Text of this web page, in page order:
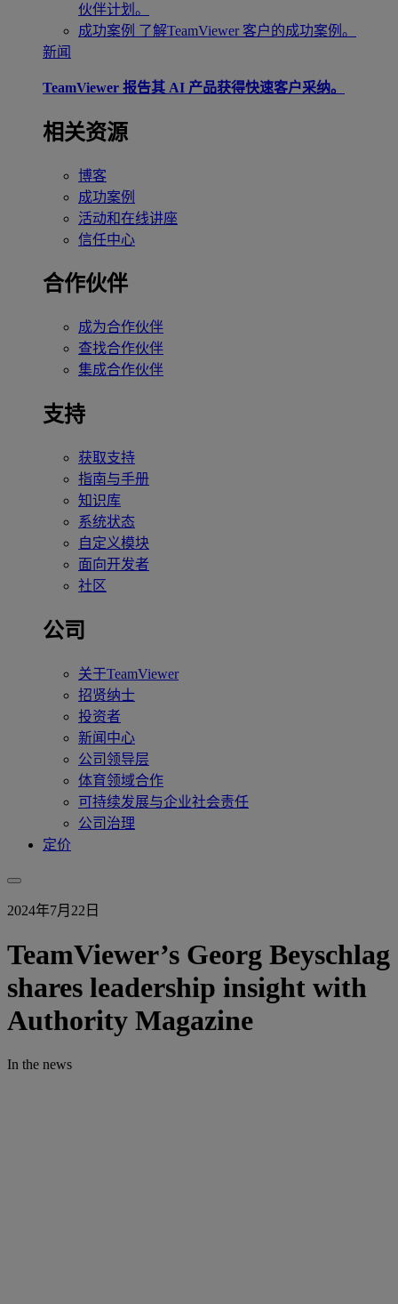
伙伴计划。
成功案例 了解TeamViewer 客户的成功案例。
新闻
TeamViewer 报告其 AI 产品获得快速客户采纳。
相关资源
博客
成功案例
活动和在线讲座
信任中心
合作伙伴
成为合作伙伴
查找合作伙伴
集成合作伙伴
支持
获取支持
指南与手册
知识库
系统状态
自定义模块
面向开发者
社区
公司
关于TeamViewer
招贤纳士
投资者
新闻中心
公司领导层
体育领域合作
可持续发展与企业社会责任
公司治理
定价
2024年7月22日
TeamViewer’s Georg Beyschlag
shares leadership insight with
Authority Magazine
In the news